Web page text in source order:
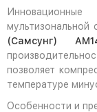
мультизональной
(Самсунг) AM
позволяет
температуре
Особенности и